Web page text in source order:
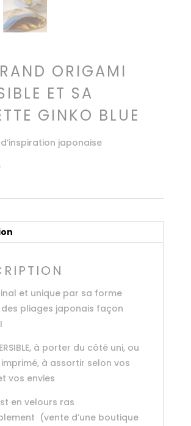
ORIGAMI
ET SA
GINKO BLUE
japonaise
et unique par sa forme
des pliages japonais façon
à porter du côté uni, ou
à assortir selon vos
vos envies
en velours ras
(vente d’une boutique